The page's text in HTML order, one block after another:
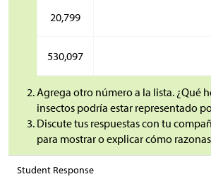
20,799
530,097
Agrega otro número a la lista. ¿Qué
insectos podría estar representado
Discute tus respuestas con tu
para mostrar o explicar cómo
Student Response